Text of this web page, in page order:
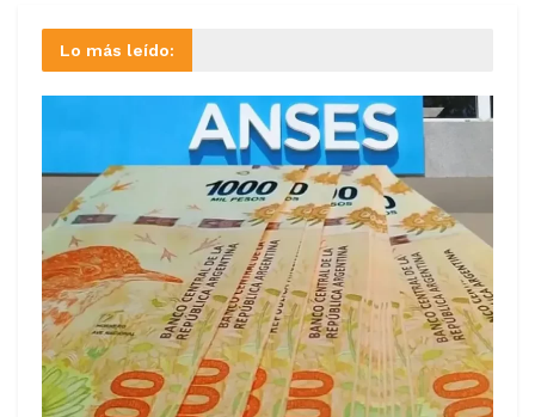
Lo más leído: